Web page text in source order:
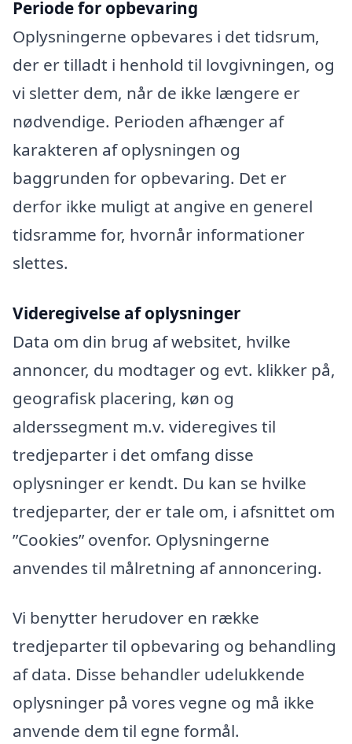
Periode for opbevaring
Oplysningerne opbevares i det tidsrum,
der er tilladt i henhold til lovgivningen, og
vi sletter dem, når de ikke længere er
nødvendige. Perioden afhænger af
karakteren af oplysningen og
baggrunden for opbevaring. Det er
derfor ikke muligt at angive en generel
tidsramme for, hvornår informationer
slettes.
Videregivelse af oplysninger
Data om din brug af websitet, hvilke
annoncer, du modtager og evt. klikker på,
geografisk placering, køn og
alderssegment m.v. videregives til
tredjeparter i det omfang disse
oplysninger er kendt. Du kan se hvilke
tredjeparter, der er tale om, i afsnittet om
”Cookies” ovenfor. Oplysningerne
anvendes til målretning af annoncering.
Vi benytter herudover en række
tredjeparter til opbevaring og behandling
af data. Disse behandler udelukkende
oplysninger på vores vegne og må ikke
anvende dem til egne formål.